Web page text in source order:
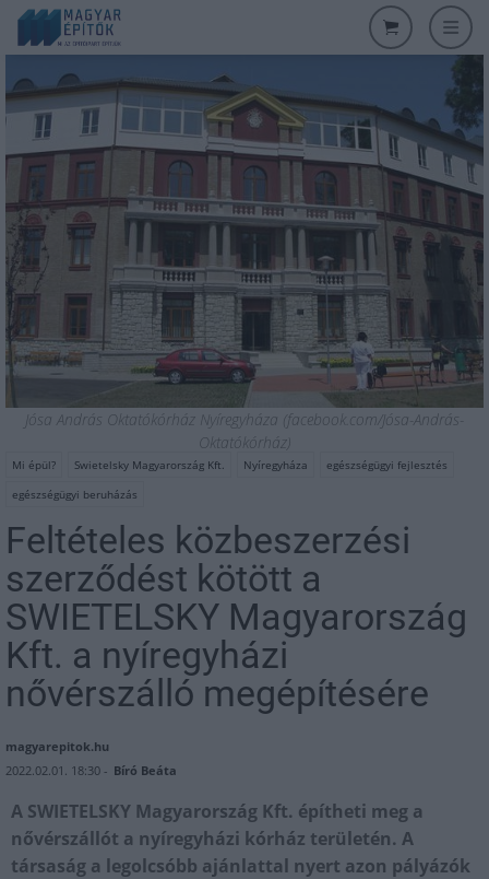
Jósa András Oktatókórház Nyíregyháza (facebook.com/Jósa-András-
Oktatókórház)
Mi épül? Swietelsky Magyarország Kft. Nyíregyháza
egészségügyi fejlesztés
egészségügyi beruházás
Feltételes közbeszerzési
szerződést kötött a
SWIETELSKY Magyarország
Kft. a nyíregyházi
nővérszálló megépítésére
magyarepitok.hu
2022.02.01. 18:30 - Bíró Beáta
A SWIETELSKY Magyarország Kft. építheti meg a
nővérszállót a nyíregyházi kórház területén. A
társaság a legolcsóbb ajánlattal nyert azon pályázók